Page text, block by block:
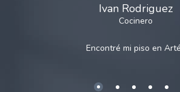
Ivan Rodriguez
Cocinero
Encontré mi piso en